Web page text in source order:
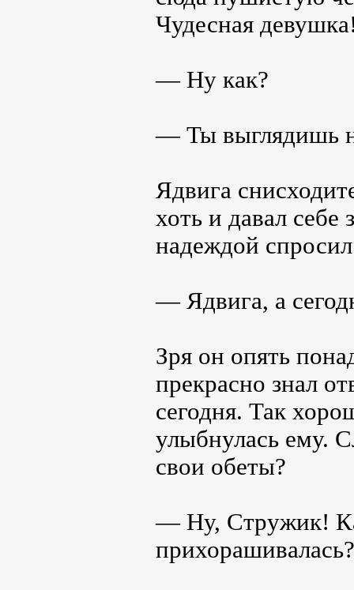
Чудесная
— Ну как?
— Ты выглядишь
Ядвига
хоть и давал себе
надеждой
— Ядвига, а
Зря он опять
прекрасно знал
сегодня. Так
улыбнулась ему.
свои обеты?
— Ну, Стружик!
прихорашивалась?